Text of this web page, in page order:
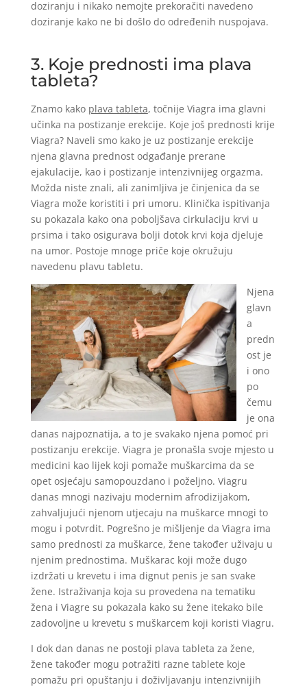
doziranju i nikako nemojte prekoračiti navedeno
doziranje kako ne bi došlo do određenih nuspojava.
3. Koje prednosti ima plava
tableta?
Znamo kako plava tableta, točnije Viagra ima glavni
učinka na postizanje erekcije. Koje još prednosti krije
Viagra? Naveli smo kako je uz postizanje erekcije
njena glavna prednost odgađanje prerane
ejakulacije, kao i postizanje intenzivnijeg orgazma.
Možda niste znali, ali zanimljiva je činjenica da se
Viagra može koristiti i pri umoru. Klinička ispitivanja
su pokazala kako ona poboljšava cirkulaciju krvi u
prsima i tako osigurava bolji dotok krvi koja djeluje
na umor. Postoje mnoge priče koje okružuju
navedenu plavu tabletu.
Njena
glavn
a
predn
ost je
i ono
po
čemu
je ona
danas najpoznatija, a to je svakako njena pomoć pri
postizanju erekcije. Viagra je pronašla svoje mjesto u
medicini kao lijek koji pomaže muškarcima da se
opet osjećaju samopouzdano i poželjno. Viagru
danas mnogi nazivaju modernim afrodizijakom,
zahvaljujući njenom utjecaju na muškarce mnogi to
mogu i potvrdit. Pogrešno je mišljenje da Viagra ima
samo prednosti za muškarce, žene također uživaju u
njenim prednostima. Muškarac koji može dugo
izdržati u krevetu i ima dignut penis je san svake
žene. Istraživanja koja su provedena na tematiku
žena i Viagre su pokazala kako su žene itekako bile
zadovoljne u krevetu s muškarcem koji koristi Viagru.
I dok dan danas ne postoji plava tableta za žene,
žene također mogu potražiti razne tablete koje
pomažu pri opuštanju i doživljavanju intenzivnijih